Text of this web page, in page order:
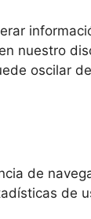
nuestro
oscilar
de
de